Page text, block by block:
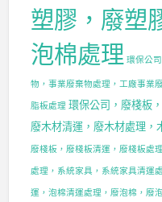
塑膠，廢塑
泡棉處理 環保公
物，事業廢棄物處理，工廠事業
脂板處理 環保公司，廢棧板
廢木材清運，廢木材處理，
廢棧板，廢棧板清運，廢棧板處
處理，系統家具，系統家具清運
運，泡棉清運處理，廢泡棉，廢